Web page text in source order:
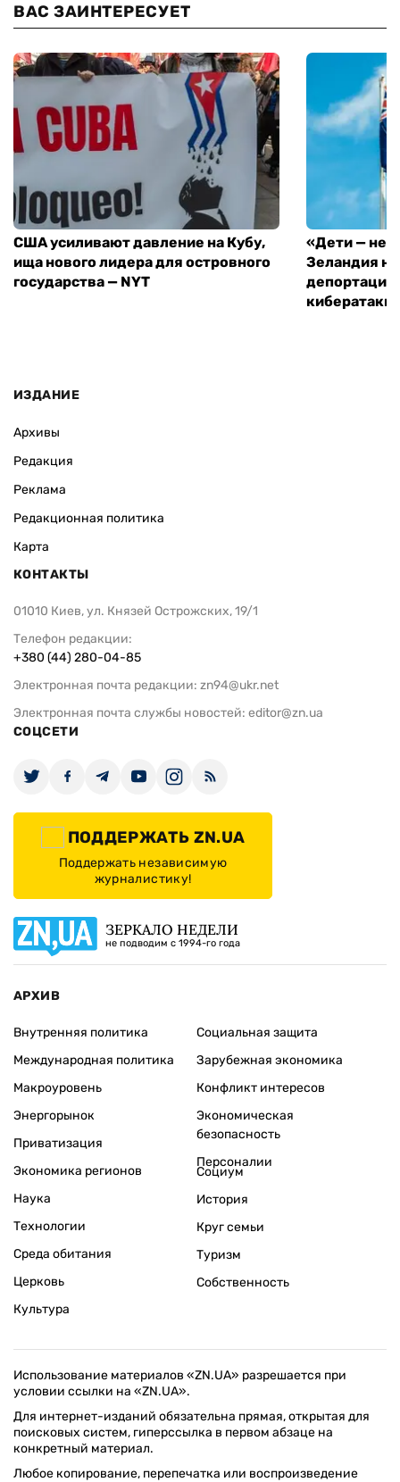
ВАС ЗАИНТЕРЕСУЕТ
США усиливают давление на Кубу,
ища нового лидера для островного
государства — NYT
«Дети — не
Зеландия
депортацию
кибератаки
ИЗДАНИЕ
Архивы
Редакция
Реклама
Редакционная политика
Карта
КОНТАКТЫ
01010 Киев, ул. Князей Острожских, 19/1
Телефон редакции:
+380 (44) 280-04-85
Электронная почта редакции: zn94@ukr.net
Электронная почта службы новостей: editor@zn.ua
СОЦСЕТИ
ПОДДЕРЖАТЬ ZN.UA
Поддержать независимую
журналистику!
ЗЕРКАЛО НЕДЕЛИ
не подводим с 1994-го года
АРХИВ
Внутренняя политика
Международная политика
Макроуровень
Энергорынок
Приватизация
Экономика регионов
Социальная защита
Зарубежная экономика
Конфликт интересов
Экономическая
безопасность
Персоналии
Наука
Технологии
Среда обитания
Церковь
Культура
Социум
История
Круг семьи
Туризм
Собственность
Использование материалов «ZN.UA» разрешается при
условии ссылки на «ZN.UA».
Для интернет-изданий обязательна прямая, открытая для
поисковых систем, гиперссылка в первом абзаце на
конкретный материал.
Любое копирование, перепечатка или воспроизведение